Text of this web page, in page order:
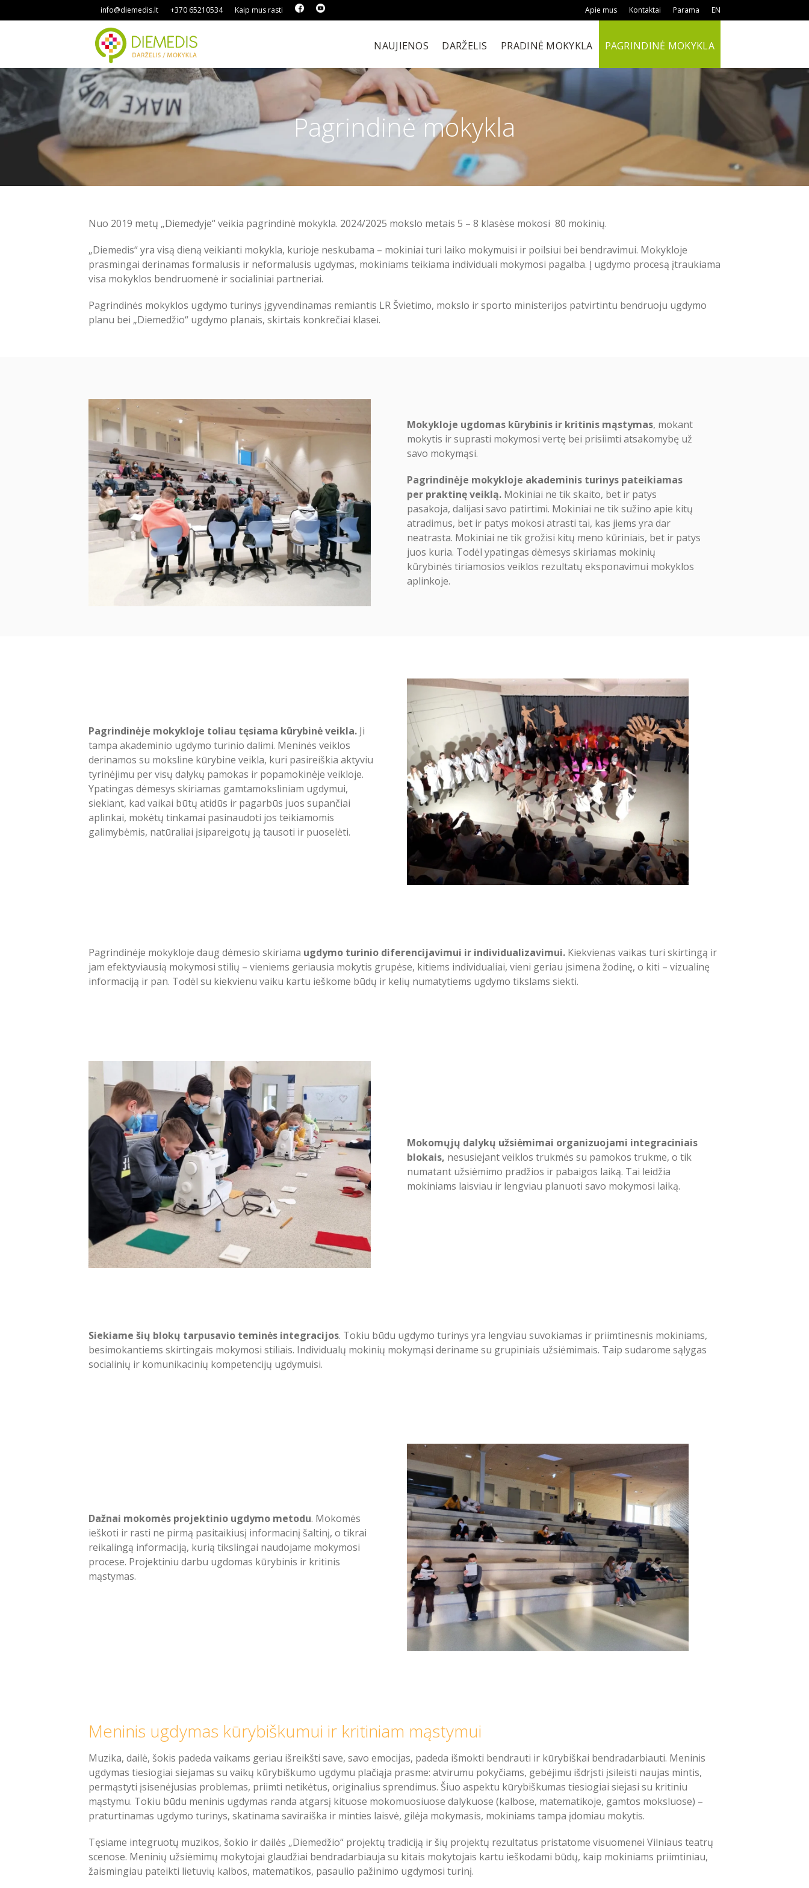
info@diemedis.lt +370 65210534 Kaip mus rasti Apie mus Kontaktai Parama EN
NAUJIENOS DARŽELIS PRADINĖ MOKYKLA PAGRINDINĖ MOKYKLA
Pagrindinė mokykla
Nuo 2019 metų „Diemedyje“ veikia pagrindinė mokykla. 2024/2025 mokslo metais 5 – 8 klasėse mokosi 80 mokinių.
„Diemedis“ yra visą dieną veikianti mokykla, kurioje neskubama – mokiniai turi laiko mokymuisi ir poilsiui bei bendravimui. Mokykloje
prasmingai derinamas formalusis ir neformalusis ugdymas, mokiniams teikiama individuali mokymosi pagalba. Į ugdymo procesą įtraukiama
visa mokyklos bendruomenė ir socialiniai partneriai.
Pagrindinės mokyklos ugdymo turinys įgyvendinamas remiantis LR Švietimo, mokslo ir sporto ministerijos patvirtintu bendruoju ugdymo
planu bei „Diemedžio“ ugdymo planais, skirtais konkrečiai klasei.
Mokykloje ugdomas kūrybinis ir kritinis mąstymas, mokant
mokytis ir suprasti mokymosi vertę bei prisiimti atsakomybę už
savo mokymąsi.
Pagrindinėje mokykloje akademinis turinys pateikiamas
per praktinę veiklą.Mokiniai ne tik skaito, bet ir patys
pasakoja, dalijasi savo patirtimi. Mokiniai ne tik sužino apie kitų
atradimus, bet ir patys mokosi atrasti tai, kas jiems yra dar
neatrasta. Mokiniai ne tik grožisi kitų meno kūriniais, bet ir patys
juos kuria. Todėl ypatingas dėmesys skiriamas mokinių
kūrybinės tiriamosios veiklos rezultatų eksponavimui mokyklos
aplinkoje.
Pagrindinėje mokykloje toliau tęsiama kūrybinė veikla. Ji
tampa akademinio ugdymo turinio dalimi. Meninės veiklos
derinamos su moksline kūrybine veikla, kuri pasireiškia aktyviu
tyrinėjimu per visų dalykų pamokas ir popamokinėje veikloje.
Ypatingas dėmesys skiriamas gamtamoksliniam ugdymui,
siekiant, kad vaikai būtų atidūs ir pagarbūs juos supančiai
aplinkai, mokėtų tinkamai pasinaudoti jos teikiamomis
galimybėmis, natūraliai įsipareigotų ją tausoti ir puoselėti.
Pagrindinėje mokykloje daug dėmesio skiriama ugdymo turinio diferencijavimui ir individualizavimui. Kiekvienas vaikas turi skirtingą ir
jam efektyviausią mokymosi stilių – vieniems geriausia mokytis grupėse, kitiems individualiai, vieni geriau įsimena žodinę, o kiti – vizualinę
informaciją ir pan. Todėl su kiekvienu vaiku kartu ieškome būdų ir kelių numatytiems ugdymo tikslams siekti.
Mokomųjų dalykų užsiėmimai organizuojami integraciniais
blokais, nesusiejant veiklos trukmės su pamokos trukme, o tik
numatant užsiėmimo pradžios ir pabaigos laiką. Tai leidžia
mokiniams laisviau ir lengviau planuoti savo mokymosi laiką.
Siekiame šių blokų tarpusavio teminės integracijos. Tokiu būdu ugdymo turinys yra lengviau suvokiamas ir priimtinesnis mokiniams,
besimokantiems skirtingais mokymosi stiliais. Individualų mokinių mokymąsi deriname su grupiniais užsiėmimais. Taip sudarome sąlygas
socialinių ir komunikacinių kompetencijų ugdymuisi.
Dažnai mokomės projektinio ugdymo metodu. Mokomės
ieškoti ir rasti ne pirmą pasitaikiusį informacinį šaltinį, o tikrai
reikalingą informaciją, kurią tikslingai naudojame mokymosi
procese. Projektiniu darbu ugdomas kūrybinis ir kritinis
mąstymas.
Meninis ugdymas kūrybiškumui ir kritiniam mąstymui
Muzika, dailė, šokis padeda vaikams geriau išreikšti save, savo emocijas, padeda išmokti bendrauti ir kūrybiškai bendradarbiauti. Meninis
ugdymas tiesiogiai siejamas su vaikų kūrybiškumo ugdymu plačiąja prasme: atvirumu pokyčiams, gebėjimu išdrįsti įsileisti naujas mintis,
permąstyti įsisenėjusias problemas, priimti netikėtus, originalius sprendimus. Šiuo aspektu kūrybiškumas tiesiogiai siejasi su kritiniu
mąstymu. Tokiu būdu meninis ugdymas randa atgarsį kituose mokomuosiuose dalykuose (kalbose, matematikoje, gamtos moksluose) –
praturtinamas ugdymo turinys, skatinama saviraiška ir minties laisvė, gilėja mokymasis, mokiniams tampa įdomiau mokytis.
Tęsiame integruotų muzikos, šokio ir dailės „Diemedžio“ projektų tradiciją ir šių projektų rezultatus pristatome visuomenei Vilniaus teatrų
scenose. Meninių užsiėmimų mokytojai glaudžiai bendradarbiauja su kitais mokytojais kartu ieškodami būdų, kaip mokiniams priimtiniau,
žaismingiau pateikti lietuvių kalbos, matematikos, pasaulio pažinimo ugdymosi turinį.